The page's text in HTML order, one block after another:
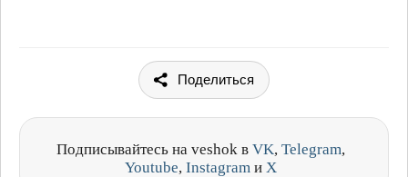
Поделиться
Подписывайтесь на veshok в VK, Telegram,
Youtube, Instagramи X